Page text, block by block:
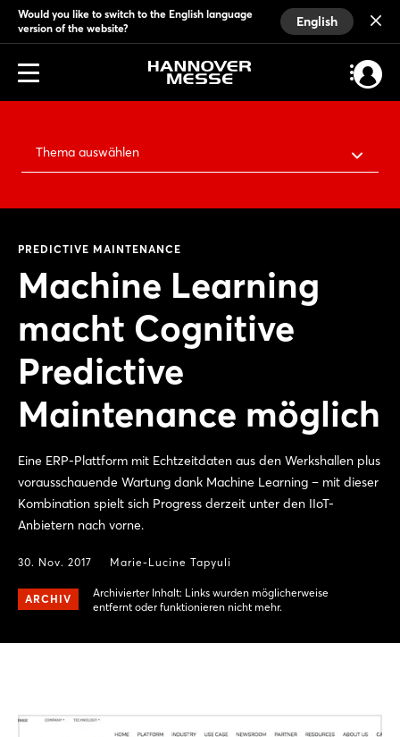
Would you like to switch to the English language
version of the website?
English
Thema auswählen
PREDICTIVE MAINTENANCE
Machine Learning
macht Cognitive
Predictive
Maintenance möglich
Eine ERP-Plattform mit Echtzeitdaten aus den Werkshallen plus
vorausschauende Wartung dank Machine Learning – mit dieser
Kombination spielt sich Progress derzeit unter den IIoT-
Anbietern nach vorne.
30. Nov. 2017 Marie-Lucine Tapyuli
ARCHIV
Archivierter Inhalt: Links wurden möglicherweise
entfernt oder funktionieren nicht mehr.